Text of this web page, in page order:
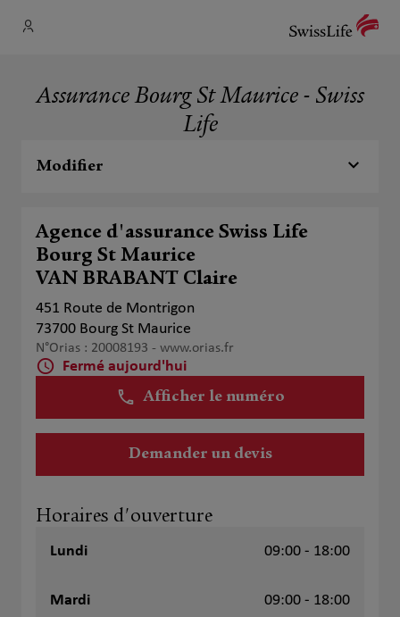
Assurance Bourg St Maurice - Swiss
Life
Modifier
Agence d'assurance Swiss Life
Bourg St Maurice
VAN BRABANT Claire
451 Route de Montrigon
73700 Bourg St Maurice
N°Orias : 20008193 - www.orias.fr
Fermé aujourd'hui
Afficher le numéro
Demander un devis
Horaires d'ouverture
Lundi 09:00 - 18:00
Mardi 09:00 - 18:00